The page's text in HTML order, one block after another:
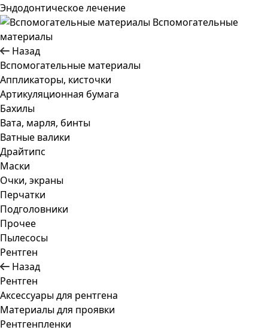
Эндодонтическое лечение
Вспомогательные
материалы
Назад
Вспомогательные материалы
Аппликаторы, кисточки
Артикуляционная бумага
Бахилы
Вата, марля, бинты
Ватные валики
Драйтипс
Маски
Очки, экраны
Перчатки
Подголовники
Прочее
Пылесосы
Рентген
Назад
Рентген
Аксессуары для рентгена
Материалы для проявки
Рентгенпленки